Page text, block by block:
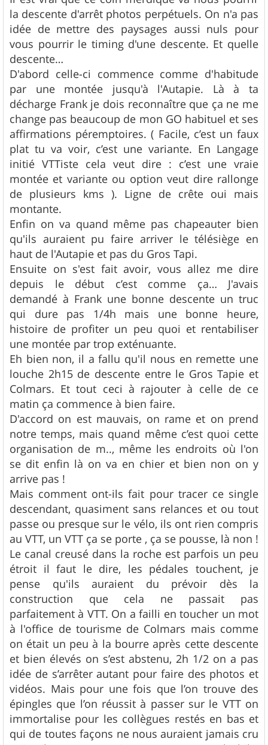
la descente d'arrêt photos perpétuels. On n'a pas
idée de mettre des paysages aussi nuls pour
vous pourrir le timing d'une descente. Et quelle
descente…
D'abord celle-ci commence comme d'habitude
par une montée jusqu'à l'Autapie. Là à ta
décharge Frank je dois reconnaître que ça ne me
change pas beaucoup de mon GO habituel et ses
affirmations péremptoires. ( Facile, c’est un faux
plat tu va voir, c’est une variante. En Langage
initié VTTiste cela veut dire : c’est une vraie
montée et variante ou option veut dire rallonge
de plusieurs kms ). Ligne de crête oui mais
montante.
Enfin on va quand même pas chapeauter bien
qu'ils auraient pu faire arriver le télésiège en
haut de l'Autapie et pas du Gros Tapi.
Ensuite on s'est fait avoir, vous allez me dire
depuis le début c’est comme ça… J'avais
demandé à Frank une bonne descente un truc
qui dure pas 1/4h mais une bonne heure,
histoire de profiter un peu quoi et rentabiliser
une montée par trop exténuante.
Eh bien non, il a fallu qu'il nous en remette une
louche 2h15 de descente entre le Gros Tapie et
Colmars. Et tout ceci à rajouter à celle de ce
matin ça commence à bien faire.
D'accord on est mauvais, on rame et on prend
notre temps, mais quand même c’est quoi cette
organisation de m.., même les endroits où l'on
se dit enfin là on va en chier et bien non on y
arrive pas !
Mais comment ont-ils fait pour tracer ce single
descendant, quasiment sans relances et ou tout
passe ou presque sur le vélo, ils ont rien compris
au VTT, un VTT ça se porte , ça se pousse, là non !
Le canal creusé dans la roche est parfois un peu
étroit il faut le dire, les pédales touchent, je
pense qu'ils auraient du prévoir dès la
construction que cela ne passait pas
parfaitement à VTT. On a failli en toucher un mot
à l'office de tourisme de Colmars mais comme
on était un peu à la bourre après cette descente
et bien élevés on s’est abstenu, 2h 1/2 on a pas
idée de s’arrêter autant pour faire des photos et
vidéos. Mais pour une fois que l’on trouve des
épingles que l’on réussit à passer sur le VTT on
immortalise pour les collègues restés en bas et
qui de toutes façons ne nous auraient jamais cru